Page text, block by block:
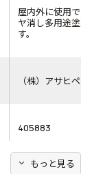
屋内外に使用でき
ヤ消し多用途塗料
す。
（株）アサヒペン
405883
expand_more もっと見る